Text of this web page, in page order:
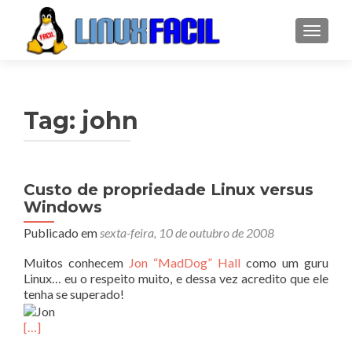
Tag: john
Custo de propriedade Linux versus
Windows
Publicado emsexta-feira, 10 de outubro de 2008
Muitos conhecem Jon “MadDog” Hall como um guru
Linux… eu o respeito muito, e dessa vez acredito que ele
tenha se superado!
[…]